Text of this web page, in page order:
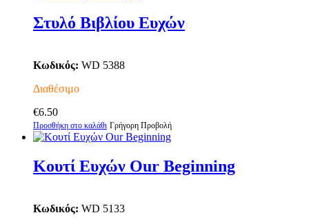
€89.50
έχει
πολλαπλές
επιλογές
να
σελίδα
του
Στυλό Βιβλίου Ευχών
Κωδικός: WD 5388
Διαθέσιμο
€6.50
Προσθήκη στο καλάθι Γρήγορη Προβολή
Κουτί Ευχών Our Beginning
Κωδικός: WD 5133